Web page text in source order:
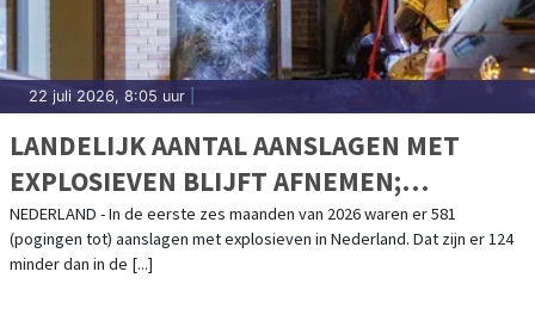
22 juli 2026, 8:05 uur
LANDELIJK AANTAL AANSLAGEN MET
EXPLOSIEVEN BLIJFT AFNEMEN;
AANSLAGENPROBLEMATIEK BLIJFT
ERNSTIG
NEDERLAND - In de eerste zes maanden van 2026 waren er 581
(pogingen tot) aanslagen met explosieven in Nederland. Dat zijn er 124
minder dan in de [...]